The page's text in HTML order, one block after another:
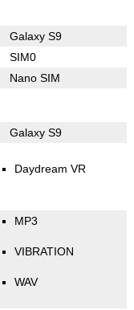
Galaxy S9
SIM0
Nano SIM
Galaxy S9
Daydream VR
MP3
VIBRATION
WAV